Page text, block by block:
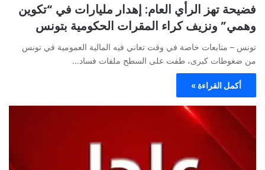
فضيحة تهز الرأي العام: إهدار مليارات في “تكوين
وهمي” ونزيف كراء المقرات الحكومية بتونس
تونس – متابعات خاصة في وقت تعاني فيه المالية العمومية في تونس
من ضغوطات كبرى، طفت على السطح ملفات فساد…
أكمل القراءة »